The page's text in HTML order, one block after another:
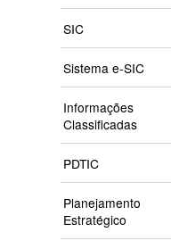
SIC
Sistema e-SIC
Informações
Classificadas
PDTIC
Planejamento
Estratégico